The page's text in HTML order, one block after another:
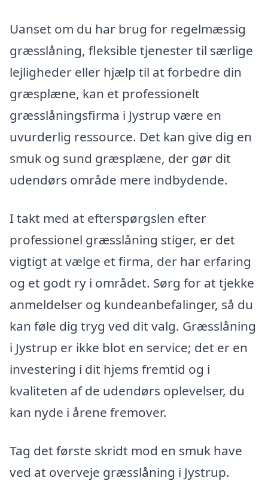
Uanset om du har brug for regelmæssig
græsslåning, fleksible tjenester til særlige
lejligheder eller hjælp til at forbedre din
græsplæne, kan et professionelt
græsslåningsfirma i Jystrup være en
uvurderlig ressource. Det kan give dig en
smuk og sund græsplæne, der gør dit
udendørs område mere indbydende.
I takt med at efterspørgslen efter
professionel græsslåning stiger, er det
vigtigt at vælge et firma, der har erfaring
og et godt ry i området. Sørg for at tjekke
anmeldelser og kundeanbefalinger, så du
kan føle dig tryg ved dit valg. Græsslåning
i Jystrup er ikke blot en service; det er en
investering i dit hjems fremtid og i
kvaliteten af de udendørs oplevelser, du
kan nyde i årene fremover.
Tag det første skridt mod en smuk have
ved at overveje græsslåning i Jystrup.